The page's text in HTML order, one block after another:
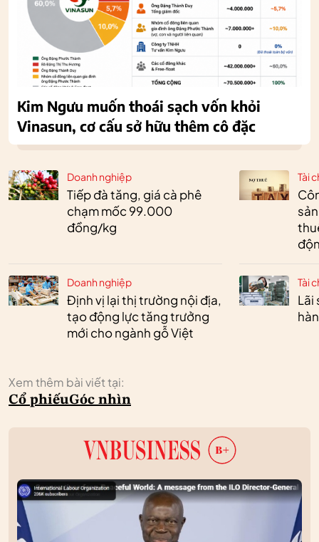
Doanh nghiệp
Tiếp đà tăng, giá cà phê
chạm mốc 99.000
đồng/kg
Doanh nghiệp
Định vị lại thị trường nội địa,
tạo động lực tăng trưởng
mới cho ngành gỗ Việt
Tài
Tài
Lãi
Xem thêm bài viết tại:
Cổ phiếuGóc nhìn
Kim Ngưu muốn thoái sạch vốn khỏi
Vinasun, cơ cấu sở hữu thêm cô đặc